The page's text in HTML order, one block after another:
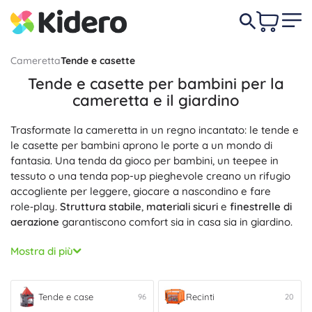
CamerettaTende e casette
Tende e casette per bambini per la
cameretta e il giardino
Trasformate la cameretta in un regno incantato: le tende e
le casette per bambini aprono le porte a un mondo di
fantasia. Una tenda da gioco per bambini, un teepee in
tessuto o una tenda pop-up pieghevole creano un rifugio
accogliente per leggere, giocare a nascondino e fare
role‑play. Struttura stabile, materiali sicuri e finestrelle di
aerazione garantiscono comfort sia in casa sia in giardino.
Scegliete una tenda per la cameretta o una casetta da
gioco per bambini che si montano e si smontano con
ridotto
dimensioni compatte
consentono di trasportarle e
riporle rapidamente.
Facili da pulire, con tessuti resistenti,
Mostra di più
Tende e case 96 Recinti 20